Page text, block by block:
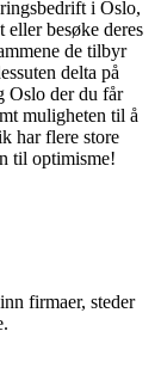
i Oslo,
besøke deres
de tilbyr
delta på
Oslo der du får
muligheten til å
har flere store
til optimisme!
firmaer, steder